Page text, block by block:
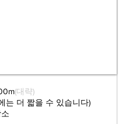
(대략)
는 더 짧을 수 있습니다)